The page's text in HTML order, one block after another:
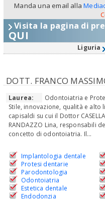
Manda una email alla
Visita la pagina di
QUI
Liguria
DOTT. FRANCO
Laurea:
Odontoiatria e
Stile, innovazione, qualità e
capisaldi su cui il Dottor
RANDAZZO Lina, responsabili
concetto di odontoiatria. Il...
Implantologia dentale
Protesi dentarie
Parodontologia
Odontoiatria
Estetica dentale
Endodonzia